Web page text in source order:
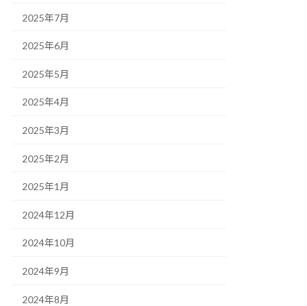
2025年7月
2025年6月
2025年5月
2025年4月
2025年3月
2025年2月
2025年1月
2024年12月
2024年10月
2024年9月
2024年8月